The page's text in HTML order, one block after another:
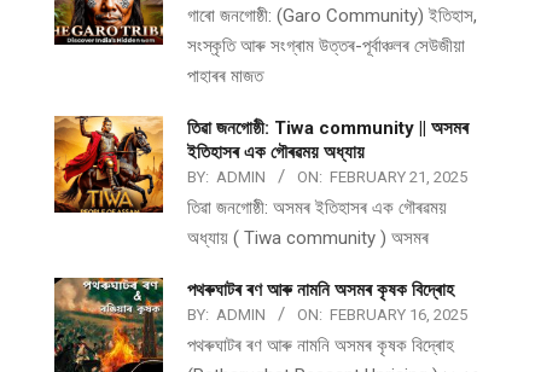
গাৰো জনগোষ্ঠী: (Garo Community) ইতিহাস,
সংস্কৃতি আৰু সংগ্ৰাম উত্তৰ-পূৰ্বাঞ্চলৰ সেউজীয়া
পাহাৰৰ মাজত
তিৱা জনগোষ্ঠী: Tiwa community || অসমৰ
ইতিহাসৰ এক গৌৰৱময় অধ্যায়
BY: ADMIN ON: FEBRUARY 21, 2025
তিৱা জনগোষ্ঠী: অসমৰ ইতিহাসৰ এক গৌৰৱময়
অধ্যায় ( Tiwa community ) অসমৰ
পথ​ৰুঘাট​ৰ ৰণ আৰু নামনি অসম​ৰ কৃষক বিদ্ৰোহ​
BY: ADMIN ON: FEBRUARY 16, 2025
পথ​ৰুঘাট​ৰ ৰণ আৰু নামনি অসম​ৰ কৃষক বিদ্ৰোহ​